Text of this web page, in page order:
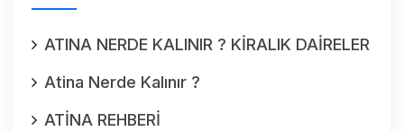
ATINA NERDE KALINIR ? KİRALIK DAİRELER
Atina Nerde Kalınır ?
ATİNA REHBERİ